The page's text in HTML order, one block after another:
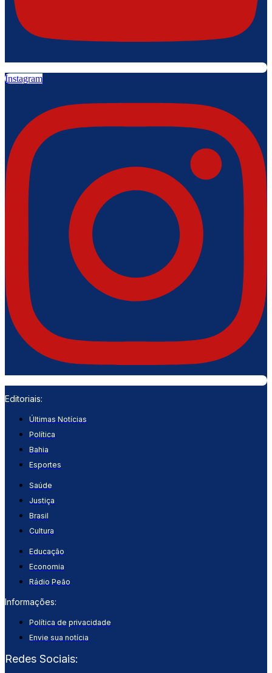
Instagram
Editoriais:
Últimas Notícias
Política
Bahia
Esportes
Saúde
Justiça
Brasil
Cultura
Educação
Economia
Rádio Peão
Informações:
Política de privacidade
Envie sua notícia
Redes Sociais: